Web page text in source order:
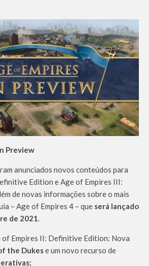
Preview
anunciados novos conteúdos para
Edition e Age of Empires III:
de novas informações sobre o mais
– Age of Empires 4 – que será lançado
de 2021.
of Empires II: Definitive Edition: Nova
the Dukese um novo recurso de